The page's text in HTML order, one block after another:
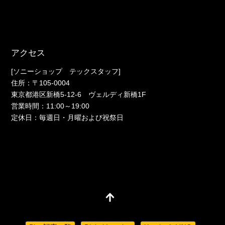
アクセス
[ソニーショップ テックスタッフ]
住所：〒105-0004
東京都港区新橋5-12-6 ヴェルディ新橋1F
営業時間：11:00～19:00
定休日：毎週日・月曜および祝祭日